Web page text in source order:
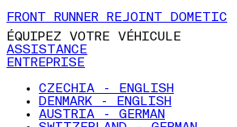
FRONT RUNNER REJOINT DOMETIC
ÉQUIPEZ VOTRE VÉHICULE
ASSISTANCE
ENTREPRISE
CZECHIA - ENGLISH
DENMARK - ENGLISH
AUSTRIA - GERMAN